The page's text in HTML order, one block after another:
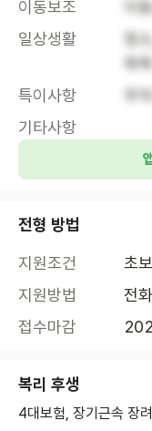
이동보조
이
일상생활
청
목
특이사항
주
기타사항
전형 방법
지원조건
초
지원방법
전화
접수마감
복리 후생
4대보험, 장기근속 장